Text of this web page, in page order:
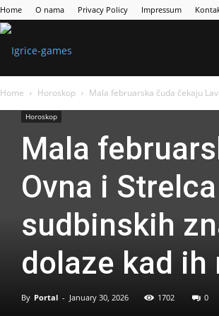
Home O nama Privacy Policy Impressum
Home Horoskop Mala februarska čuda čekaju
Horoskop
Mala
Ovna i
sudbinskih
dolaze kad
By Portal - January 30, 2026 1702 0